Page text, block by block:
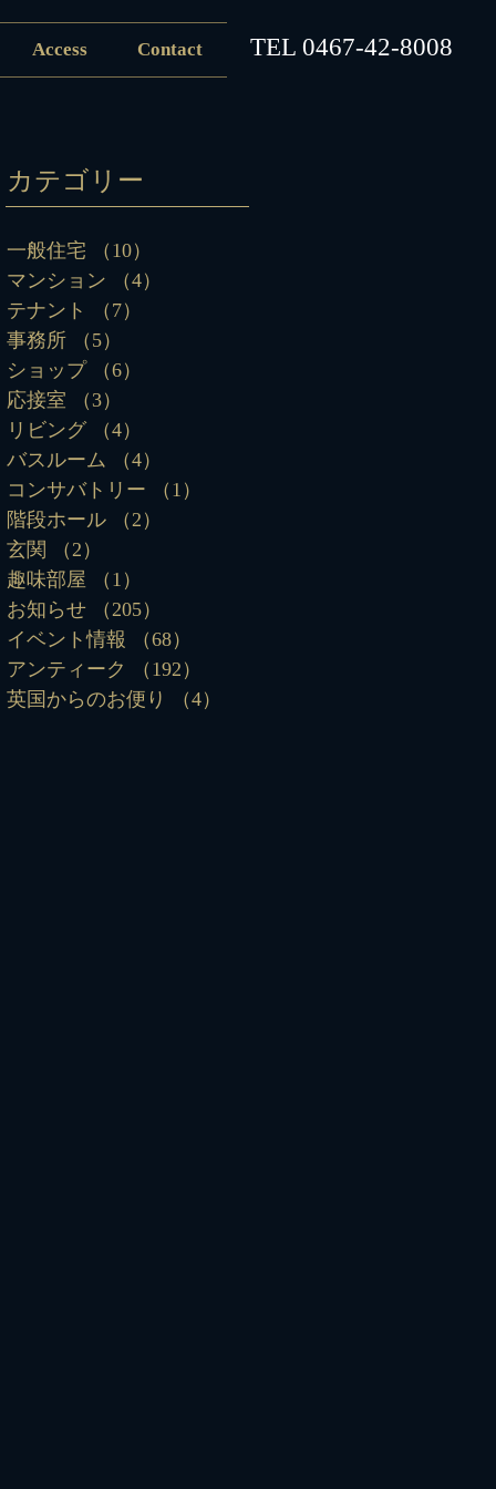
Access Contact ​TEL 0467-42-8008
カテゴリー
一般住宅 （10）
マンション
（4）
テナント
（7）
事務所
（5）
ショップ
（6）
応接室
（3）
リビング
（4）
バスルーム
（4）
コンサバトリー
（1）
階段ホール
（2）
玄関
（2）
趣味部屋
（1）
お知らせ
（205）
イベント情報
（68）
アンティーク
（192）
英国からのお便り
（4）